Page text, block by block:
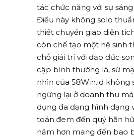
tác chức năng với sự
Điều này không solo
thiết chuyển giao diện
còn chế tạo một hệ sinh
chỗ giải trí với đạo đức
cập bình thường là, sứ
nhìn của 58Win.id không
ngừng lại ở doanh thu
dụng đa dạng hình dạng
toán đem đến quý hãn
năm hơn mang đến bao